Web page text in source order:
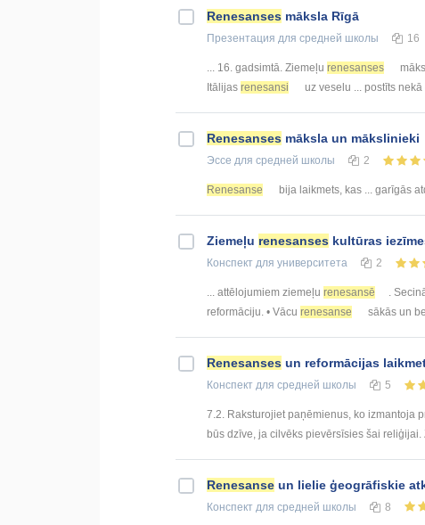
Renesanses māksla Rīgā
Презентация для средней школы 16
... 16. gadsimtā. Ziemeļu renesanses
Itālijas renesansi uz veselu ... postīts nekā
Renesanses māksla un mākslinieki
Эссе для средней школы 2
Renesanse bija laikmets, kas ... garīgās
Ziemeļu renesanses kultūras
Конспект для университета 2
... attēlojumiem ziemeļu renesansē .
reformāciju. • Vācu renesanse sākās un
Renesanses un reformācijas
Конспект для средней школы 5
7.2. Raksturojiet paņēmienus, ko izmantoja
būs dzīve, ja cilvēks pievērsīsies šai reliģijai.
Renesanse un lielie ģeogrāfiskie
Конспект для средней школы 8